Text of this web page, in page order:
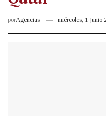
porAgencias miércoles, 1 junio